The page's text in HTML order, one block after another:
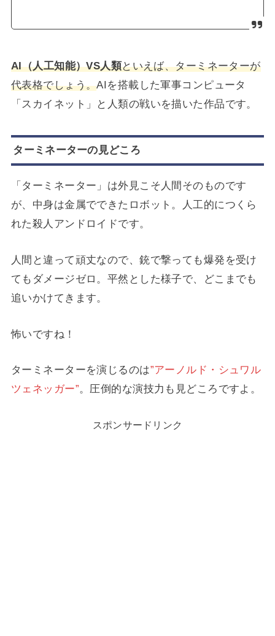
AI（人工知能）VS人類といえば、ターミネーターが
代表格でしょう。AIを搭載した軍事コンピュータ
「スカイネット」と人類の戦いを描いた作品です。
ターミネーターの見どころ
「ターミネーター」は外見こそ人間そのものです
が、中身は金属でできたロボット。人工的につくら
れた殺人アンドロイドです。
人間と違って頑丈なので、銃で撃っても爆発を受け
てもダメージゼロ。平然とした様子で、どこまでも
追いかけてきます。
怖いですね！
ターミネーターを演じるのは”アーノルド・シュワル
ツェネッガー”。圧倒的な演技力も見どころですよ。
スポンサードリンク